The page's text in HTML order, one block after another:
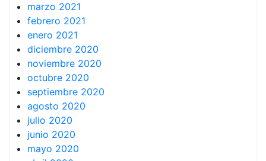
marzo 2021
febrero 2021
enero 2021
diciembre 2020
noviembre 2020
octubre 2020
septiembre 2020
agosto 2020
julio 2020
junio 2020
mayo 2020